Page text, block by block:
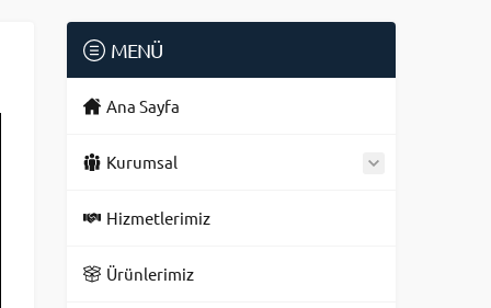
MENÜ
Ana Sayfa
Kurumsal
Hizmetlerimiz
Ürünlerimiz